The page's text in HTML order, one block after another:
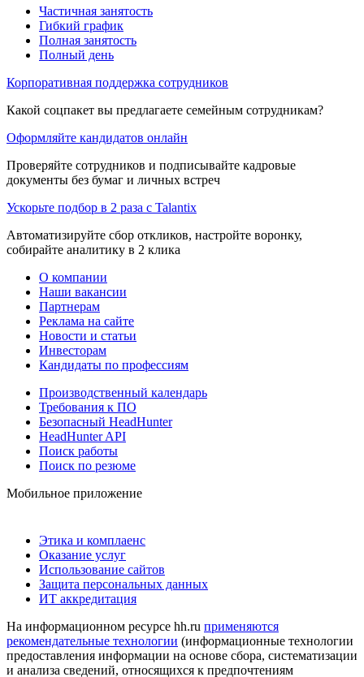
Частичная занятость
Гибкий график
Полная занятость
Полный день
Корпоративная поддержка сотрудников
Какой соцпакет вы предлагаете семейным сотрудникам?
Оформляйте кандидатов онлайн
Проверяйте сотрудников и подписывайте кадровые
документы без бумаг и личных встреч
Ускорьте подбор в 2 раза с Talantix
Автоматизируйте сбор откликов, настройте воронку,
собирайте аналитику в 2 клика
О компании
Наши вакансии
Партнерам
Реклама на сайте
Новости и статьи
Инвесторам
Кандидаты по профессиям
Производственный календарь
Требования к ПО
Безопасный HeadHunter
HeadHunter API
Поиск работы
Поиск по резюме
Мобильное приложение
Этика и комплаенс
Оказание услуг
Использование сайтов
Защита персональных данных
ИТ аккредитация
На информационном ресурсе hh.ru применяются
рекомендательные технологии (информационные технологии
предоставления информации на основе сбора, систематизации
и анализа сведений, относящихся к предпочтениям